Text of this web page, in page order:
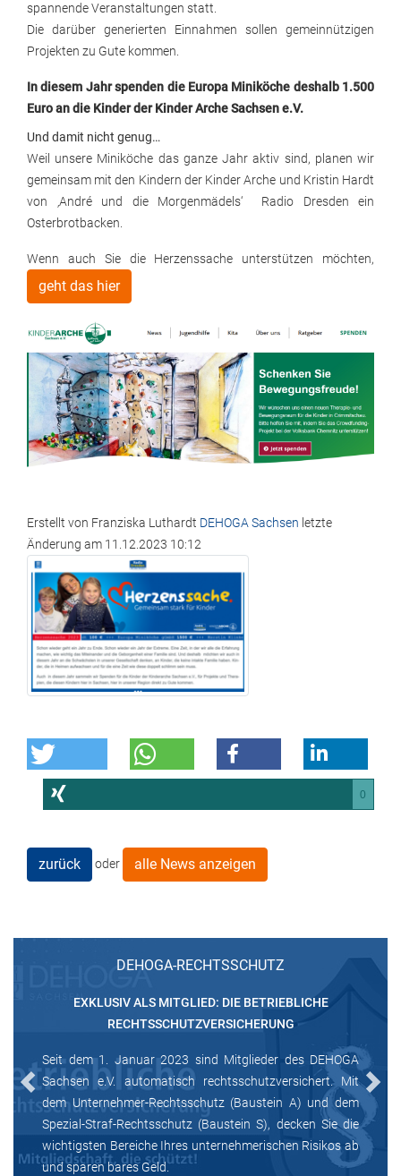
spannende Veranstaltungen statt.
Die darüber generierten Einnahmen sollen gemeinnützigen
Projekten zu Gute kommen.
In diesem Jahr spenden die Europa Miniköche deshalb 1.500
Euro an die Kinder der Kinder Arche Sachsen e.V.
Und damit nicht genug…
Weil unsere Miniköche das ganze Jahr aktiv sind, planen wir
gemeinsam mit den Kindern der Kinder Arche und Kristin Hardt
von ‚André und die Morgenmädels‘ Radio Dresden ein
Osterbrotbacken.
Wenn auch Sie die Herzenssache unterstützen möchten,
geht das hier
Erstellt von Franziska Luthardt DEHOGA Sachsen letzte
Änderung am 11.12.2023 10:12
0
zurück oder alle News anzeigen
DEHOGA-RECHTSSCHUTZ
EXKLUSIV ALS MITGLIED: DIE BETRIEBLICHE
RECHTSSCHUTZVERSICHERUNG
Seit dem 1. Januar 2023 sind Mitglieder des DEHOGA
Sachsen e.V. automatisch rechtsschutzversichert. Mit
dem Unternehmer-Rechtsschutz (Baustein A) und dem
Spezial-Straf-Rechtsschutz (Baustein S), decken Sie die
wichtigsten Bereiche Ihres unternehmerischen Risikos ab
und sparen bares Geld.
Previous Next